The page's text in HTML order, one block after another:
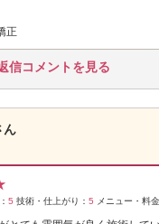
正
信コメントを見る
ん
5 技術・仕上がり： 5 メニュー・料金